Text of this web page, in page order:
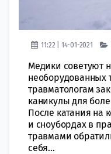
11:22 | 14-01-2021
Медики советуют
необорудованных
травматологам
каникулы для
После катания на
и сноубордах в
травмами
себя...